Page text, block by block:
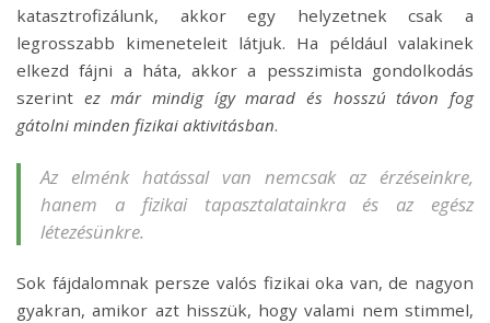
katasztrofizálunk, akkor egy helyzetnek csak a
legrosszabb kimeneteleit látjuk. Ha például valakinek
elkezd fájni a háta, akkor a pesszimista gondolkodás
szerint ez már mindig így marad és hosszú távon fog
gátolni minden fizikai aktivitásban.
Az elménk hatással van nemcsak az érzéseinkre,
hanem a fizikai tapasztalatainkra és az egész
létezésünkre.
Sok fájdalomnak persze valós fizikai oka van, de nagyon
gyakran, amikor azt hisszük, hogy valami nem stimmel,